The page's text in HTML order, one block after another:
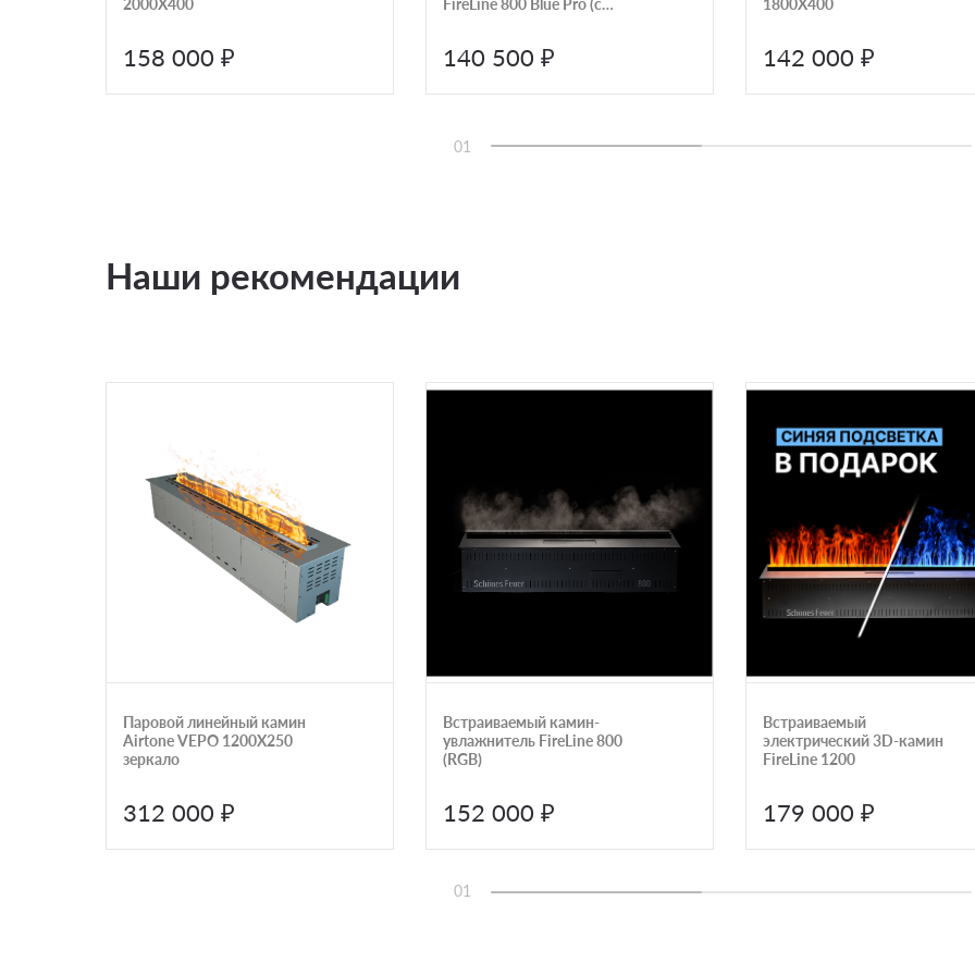
158 000 ₽ 140 500 ₽ 142 000 ₽
01
Наши рекомендации
Паровой линейный камин
Airtone VEPO 1200X250
зеркало
312 000 ₽
Встраиваемый камин-
увлажнитель FireLine 800
(RGB)
152 000 ₽
Встраиваемый
электрический 3D-камин
FireLine 1200
179 000 ₽
01